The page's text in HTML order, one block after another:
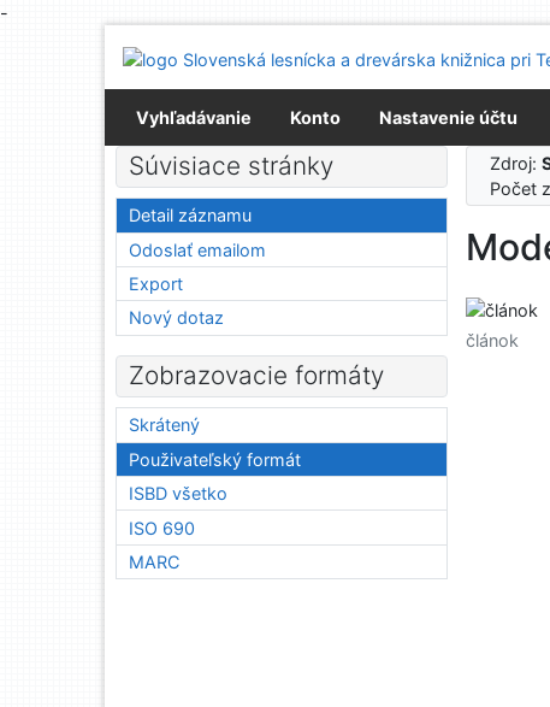
-
Prejsť na menu
Prehlásenie o webovej prístupnosti
Vyhľadávanie Konto Nastavenie účtu
Zdroj:
Počet
článok
Súvisiace stránky
Detail záznamu
Odoslať emailom
Export
Nový dotaz
Zobrazovacie formáty
Skrátený
Použivateľský formát
ISBD všetko
ISO 690
MARC